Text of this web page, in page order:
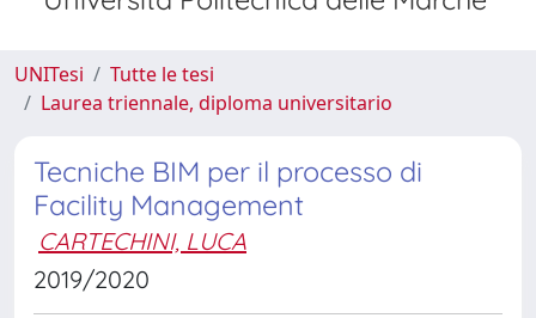
UNITesi
Tutte le tesi
Laurea triennale, diploma universitario
Tecniche BIM per il processo di
Facility Management
CARTECHINI, LUCA
2019/2020